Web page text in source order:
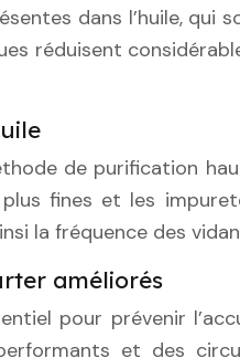
dans l’huile,
réduisent
de purification
fines et les
la fréquence des
améliorés
pour prévenir
et des